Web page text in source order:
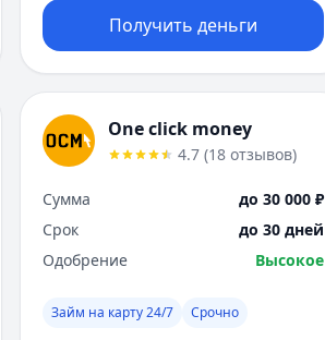
Получить деньги
One click money
4.7 (18 отзывов)
Сумма
до 30 000 ₽
Срок
до 30 дней
Одобрение
Высокое
Займ на карту 24/7 Срочно